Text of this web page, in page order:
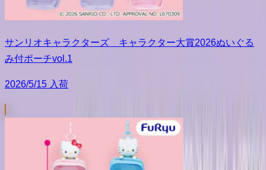
サンリオキャラクターズ キャラクター大賞2026ぬいぐる
み付ポーチvol.1
2026/5/15 入荷